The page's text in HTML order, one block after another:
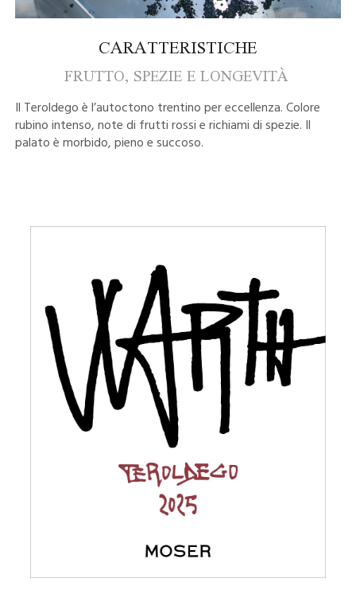
CARATTERISTICHE
FRUTTO, SPEZIE E LONGEVITÀ
Il Teroldego è l’autoctono trentino per eccellenza. Colore
rubino intenso, note di frutti rossi e richiami di spezie. Il
palato è morbido, pieno e succoso.